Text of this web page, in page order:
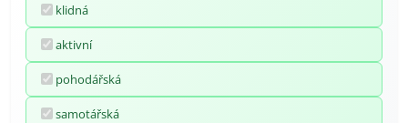
klidná
aktivní
pohodářská
samotářská